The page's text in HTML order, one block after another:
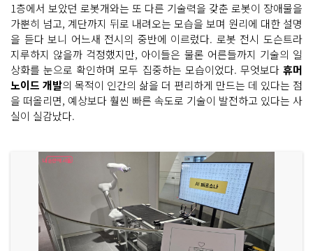
1층에서 보았던 로봇개와는 또 다른 기술력을 갖춘 로봇이 장애물을
가뿐히 넘고, 계단까지 뒤로 내려오는 모습을 보며 원리에 대한 설명
을 듣다 보니 어느새 전시의 중반에 이르렀다. 로봇 전시 도슨트라
지루하지 않을까 걱정했지만, 아이들은 물론 어른들까지 기술의 일
상화를 눈으로 확인하며 모두 집중하는 모습이었다. 무엇보다 휴머
노이드 개발의 목적이 인간의 삶을 더 편리하게 만드는 데 있다는 점
을 떠올리면, 예상보다 훨씬 빠른 속도로 기술이 발전하고 있다는 사
실이 실감났다.